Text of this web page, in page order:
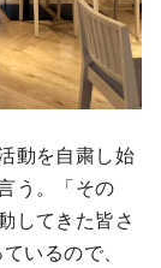
動を自粛し始
う。「その
してきた皆さ
いるので、